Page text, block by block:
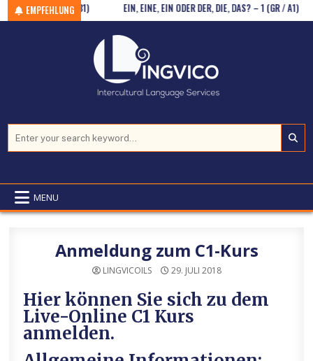
Skip to content
EMPFEHLUNG
(HV /B1) EIN, EINE, EIN ODER DER, DIE, DAS? – 1 (GR / A1)
MENU
Anmeldung zum C1-Kurs
LINGVICOILS 29. JULI 2018
Hier können Sie sich zu dem
Live-Online C1 Kurs
anmelden.